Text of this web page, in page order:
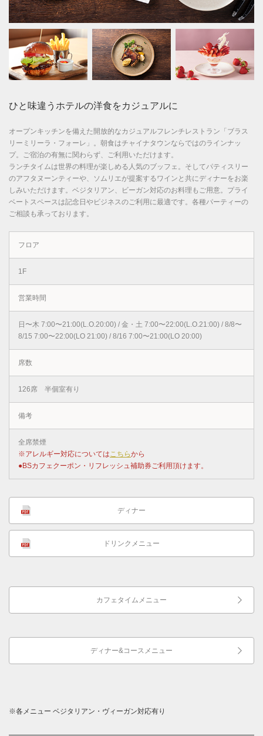
ひと味違うホテルの洋食をカジュアルに
オープンキッチンを備えた開放的なカジュアルフレンチレストラン「ブラス
リーミリーラ・フォーレ」。朝食はチャイナタウンならではのラインナッ
プ。ご宿泊の有無に関わらず、ご利用いただけます。
ランチタイムは世界の料理が楽しめる人気のブッフェ。そしてパティスリー
のアフタヌーンティーや、ソムリエが提案するワインと共にディナーをお楽
しみいただけます。ベジタリアン、ビーガン対応のお料理もご用意。プライ
ベートスペースは記念日やビジネスのご利用に最適です。各種パーティーの
ご相談も承っております。
フロア
1F
営業時間
日〜木 7:00〜21:00(L.O.20:00) / 金・土 7:00〜22:00(L.O.21:00) / 8/8〜
8/15 7:00〜22:00(LO 21:00) / 8/16 7:00〜21:00(LO 20:00)
席数
126席 半個室有り
備考
全席禁煙
※アレルギー対応についてはこちらから
●BSカフェクーポン・リフレッシュ補助券ご利用頂けます。
ディナー
ドリンクメニュー
カフェタイムメニュー
ディナー&コースメニュー
※各メニュー ベジタリアン・ヴィーガン対応有り